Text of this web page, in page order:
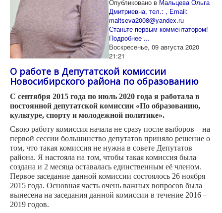
Опубликовано в Мальцева Ольга
Дмитриевна, тел.: , Email:
maltseva2008@yandex.ru
Станьте первым комментатором!
Подробнее ...
Воскресенье, 09 августа 2020
21:21
О работе в Депутатской комиссии
Новосибирского района по образованию
С сентября 2015 года по июль 2020 года я работала в
постоянной депутатской комиссии «По образованию,
культуре, спорту и молодежной политике».
Свою работу комиссия начала не сразу после выборов – на
первой сессии большинство депутатов приняло решение о
том, что такая комиссия не нужна в совете Депутатов
района. Я настояла на том, чтобы такая комиссия была
создана и 2 месяца оставалась единственным её членом.
Первое заседание данной комиссии состоялось 26 ноября
2015 года. Основная часть очень важных вопросов была
вынесена на заседания данной комиссии в течение 2016 –
2019 годов.